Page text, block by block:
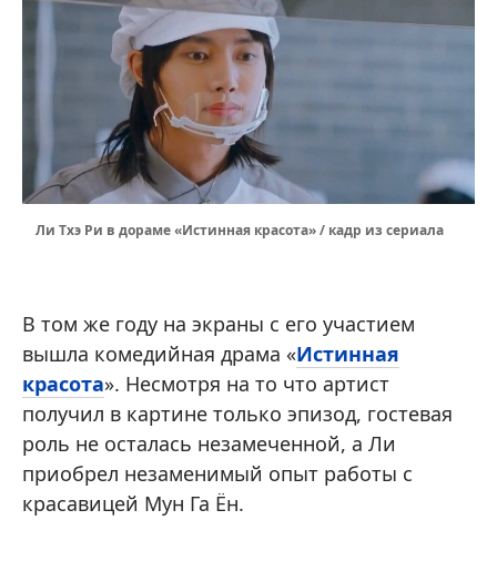
Ли Тхэ Ри в дораме «Истинная красота» / кадр из сериала
В том же году на экраны с его участием
вышла комедийная драма «Истинная
красота». Несмотря на то что артист
получил в картине только эпизод, гостевая
роль не осталась незамеченной, а Ли
приобрел незаменимый опыт работы с
красавицей Мун Га Ён.